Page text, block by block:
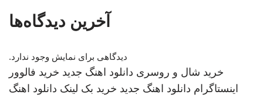
آخرین دیدگاه‌ها
دیدگاهی برای نمایش وجود ندارد.
خرید شال و روسری دانلود اهنگ جدید خرید فالوور
اینستاگرام دانلود اهنگ جدید خرید بک لینک دانلود اهنگ